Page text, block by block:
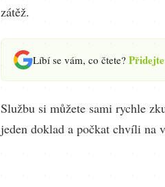
zátěž.
Líbí se vám, co čtete?
Službu si můžete sami rychle
jeden doklad a počkat chvíli na